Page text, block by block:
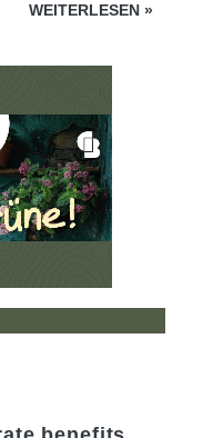
WEITERLESEN »